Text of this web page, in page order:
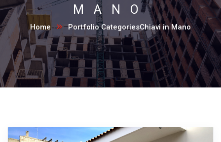
MANO
Home Portfolio CategoriesChiavi in Mano